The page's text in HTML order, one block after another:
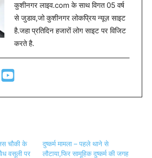
कुशीनगर लाइव.com के साथ विगत 05 वर्ष
से जुडाव,जो कुशीनगर लोकप्रिय न्यूज़ साइट
है.जहा प्रतिदिन हजारों लोग साइट पर विजिट
करते है.
चौकी के
वसूली पर
दुष्कर्म मामला – पहले थाने से
लौटाया,फिर सामूहिक दुष्कर्म की जगह